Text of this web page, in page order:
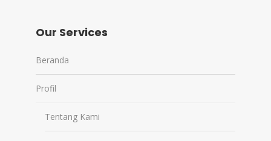
Our Services
Beranda
Profil
Tentang Kami